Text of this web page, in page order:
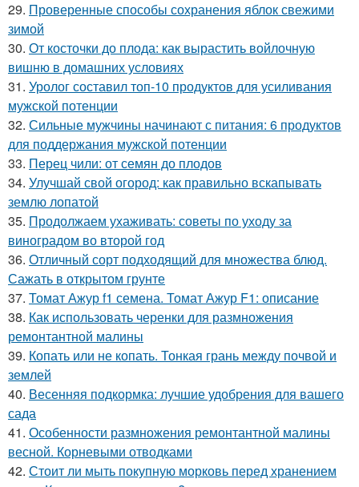
29. Проверенные способы сохранения яблок свежими
зимой
30. От косточки до плода: как вырастить войлочную
вишню в домашних условиях
31. Уролог составил топ-10 продуктов для усиливания
мужской потенции
32. Сильные мужчины начинают с питания: 6 продуктов
для поддержания мужской потенции
33. Перец чили: от семян до плодов
34. Улучшай свой огород: как правильно вскапывать
землю лопатой
35. Продолжаем ухаживать: советы по уходу за
виноградом во второй год
36. Отличный сорт подходящий для множества блюд.
Сажать в открытом грунте
37. Томат Ажур f1 семена. Томат Ажур F1: описание
38. Как использовать черенки для размножения
ремонтантной малины
39. Копать или не копать. Тонкая грань между почвой и
землей
40. Весенняя подкормка: лучшие удобрения для вашего
сада
41. Особенности размножения ремонтантной малины
весной. Корневыми отводками
42. Стоит ли мыть покупную морковь перед хранением